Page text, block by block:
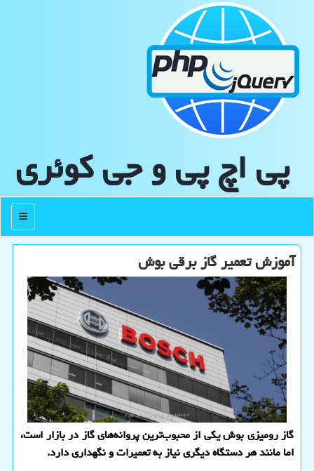
پی اچ پی و جی كوئری
منو
آموزش تعمیر گاز برقی بوش
گاز رومیزی بوش یکی از محبوب‌ترین پروانه‌های گاز در بازار است،
اما مانند هر دستگاه دیگری نیاز به تعمیرات و نگهداری دارد.